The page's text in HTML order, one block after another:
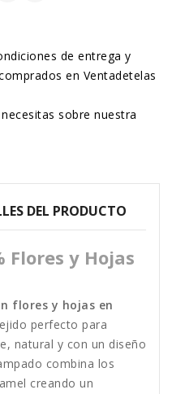
de entrega y
en Ventadetelas
sobre nuestra
DEL PRODUCTO
Flores y Hojas
flores y hojas en
perfecto para
natural y con un diseño
combina los
creando un